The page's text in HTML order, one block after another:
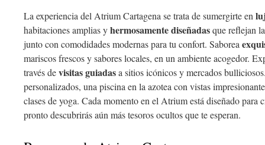
La experiencia del Atrium Cartagena se trata de sumergirte en
habitaciones amplias yhermosamente diseñadasque reflejan
junto con comodidades modernas para tu confort. Saborea
mariscos frescos y sabores locales, en un ambiente acogedor.
través devisitas guiadasa sitios icónicos y mercados
personalizados, una piscina en la azotea con vistas
clases de yoga. Cada momento en el Atrium está diseñado para
pronto descubrirás aún más tesoros ocultos que te esperan.